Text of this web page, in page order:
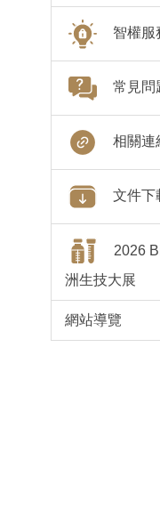
智權服
常見問
相關連
文件下
2026
洲生技大展
網站導覽